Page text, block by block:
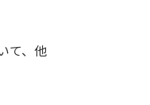
て、他